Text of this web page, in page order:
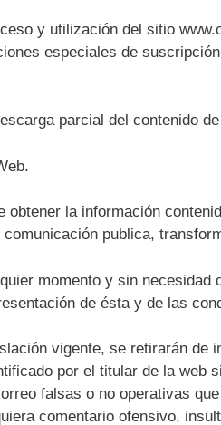
y utilización del sitio
especiales de
parcial del contenido
la información
publica,
momento y sin
de ésta y de las
vigente, se retirarán de
por el titular de la
falsas o no operativas
comentario ofensivo,